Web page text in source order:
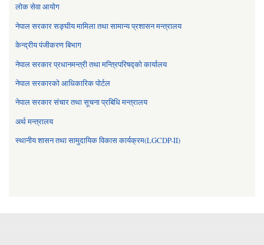
लोक सेवा आयोग
नेपाल सरकार सङ्घीय मामिला तथा सामान्य प्रशासन मन्त्रालय
केन्द्रीय पंजीकरण बिभाग
नेपाल सरकार प्रधानमन्त्री तथा मन्त्रिपरिषद्को कार्यालय
नेपाल सरकारको आधिकारिक पोर्टल
नेपाल सरकार संचार तथा सूचना प्रबिधि मन्त्रालय
अर्थ मन्त्रालय
स्थानीय शासन तथा सामुदायिक विकास कार्यक्रम(LGCDP-II)